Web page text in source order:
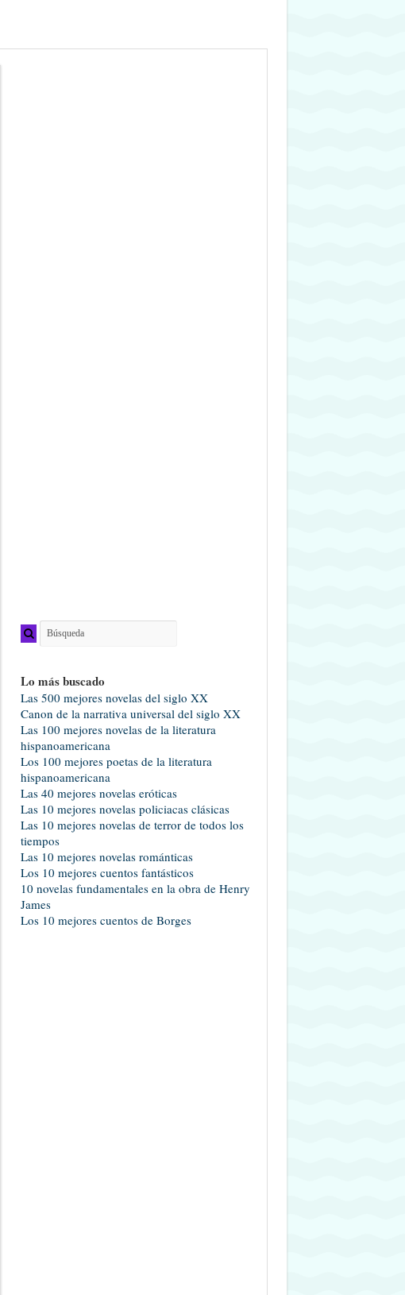
Lo más buscado
Las 500 mejores novelas del siglo XX
Canon de la narrativa universal del siglo XX
Las 100 mejores novelas de la literatura
hispanoamericana
Los 100 mejores poetas de la literatura
hispanoamericana
Las 40 mejores novelas eróticas
Las 10 mejores novelas policiacas clásicas
Las 10 mejores novelas de terror de todos los
tiempos
Las 10 mejores novelas románticas
Los 10 mejores cuentos fantásticos
10 novelas fundamentales en la obra de Henry
James
Los 10 mejores cuentos de Borges